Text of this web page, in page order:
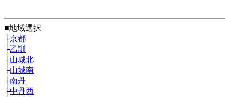
■地域選択
├京都
├乙訓
├山城北
├山城南
├南丹
├中丹西